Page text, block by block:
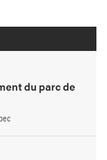
du parc de